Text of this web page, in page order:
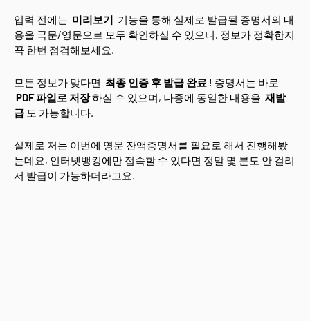
입력 전에는 미리보기 기능을 통해 실제로 발급될 증명서의 내
용을 국문/영문으로 모두 확인하실 수 있으니, 정보가 정확한지
꼭 한번 점검해보세요.
모든 정보가 맞다면 최종 인증 후 발급 완료 ! 증명서는 바로
PDF 파일로 저장하실 수 있으며, 나중에 동일한 내용을 재발
급 도 가능합니다.
실제로 저는 이번에 영문 잔액증명서를 필요로 해서 진행해봤
는데요, 인터넷뱅킹에만 접속할 수 있다면 정말 몇 분도 안 걸려
서 발급이 가능하더라고요.